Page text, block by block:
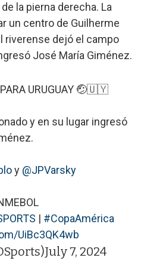
la pierna derecha. La
un centro de Guilherme
riverense dejó el campo
José María Giménez.
URUGUAY 🤕🇺🇾
y en su lugar ingresó
y @JPVarsky
| #CopaAmérica
UiBc3QK4wb
July 7, 2024